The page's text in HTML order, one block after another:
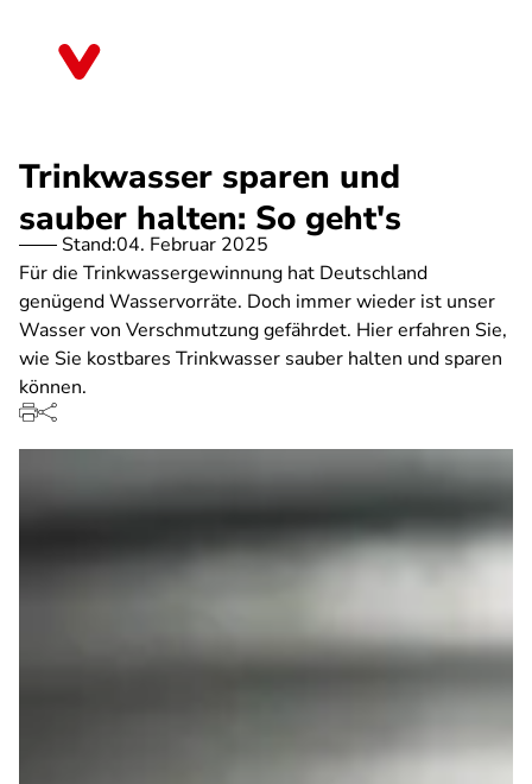
Trinkwasser sparen und
sauber halten: So geht's
Stand:04. Februar 2025
Für die Trinkwassergewinnung hat Deutschland
genügend Wasservorräte. Doch immer wieder ist unser
Wasser von Verschmutzung gefährdet. Hier erfahren Sie,
wie Sie kostbares Trinkwasser sauber halten und sparen
können.